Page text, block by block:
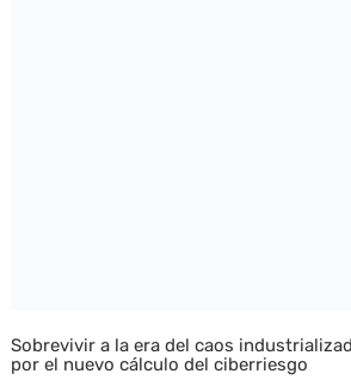
Sobrevivir a la era del caos
por el nuevo cálculo del ciberriesgo